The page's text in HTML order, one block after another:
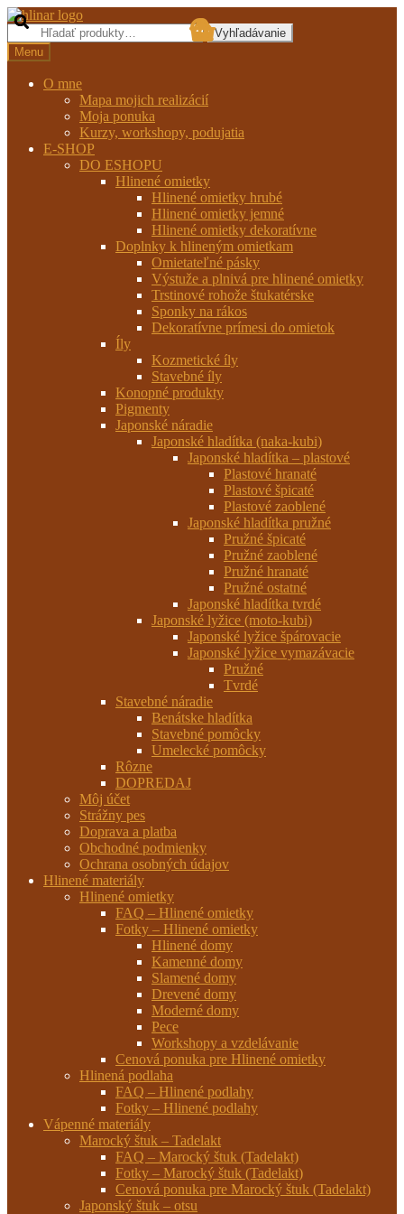
Preskočiť
na
navigáciu
Preskočiť
na
obsah
Hľadať:
Vyhľadávanie
Menu
O mne
Mapa mojich realizácií
Moja ponuka
Kurzy, workshopy, podujatia
E-SHOP
DO ESHOPU
Hlinené omietky
Hlinené omietky hrubé
Hlinené omietky jemné
Hlinené omietky dekoratívne
Doplnky k hlineným omietkam
Omietateľné pásky
Výstuže a plnivá pre hlinené omietky
Trstinové rohože štukatérske
Sponky na rákos
Dekoratívne prímesi do omietok
Íly
Kozmetické íly
Stavebné íly
Konopné produkty
Pigmenty
Japonské náradie
Japonské hladítka (naka-kubi)
Japonské hladítka – plastové
Plastové hranaté
Plastové špicaté
Plastové zaoblené
Japonské hladítka pružné
Pružné špicaté
Pružné zaoblené
Pružné hranaté
Pružné ostatné
Japonské hladítka tvrdé
Japonské lyžice (moto-kubi)
Japonské lyžice špárovacie
Japonské lyžice vymazávacie
Pružné
Tvrdé
Stavebné náradie
Benátske hladítka
Stavebné pomôcky
Umelecké pomôcky
Rôzne
DOPREDAJ
Môj účet
Strážny pes
Doprava a platba
Obchodné podmienky
Ochrana osobných údajov
Hlinené materiály
Hlinené omietky
FAQ – Hlinené omietky
Fotky – Hlinené omietky
Hlinené domy
Kamenné domy
Slamené domy
Drevené domy
Moderné domy
Pece
Workshopy a vzdelávanie
Cenová ponuka pre Hlinené omietky
Hlinená podlaha
FAQ – Hlinené podlahy
Fotky – Hlinené podlahy
Vápenné materiály
Marocký štuk – Tadelakt
FAQ – Marocký štuk (Tadelakt)
Fotky – Marocký štuk (Tadelakt)
Cenová ponuka pre Marocký štuk (Tadelakt)
Japonský štuk – otsu